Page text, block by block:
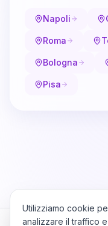
Napoli
Roma
Bologna
Pisa
Utilizziamo cookie
analizzare il traffico